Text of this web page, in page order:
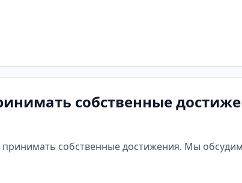
собственные
принимать собственные достижения. Мы обсудим